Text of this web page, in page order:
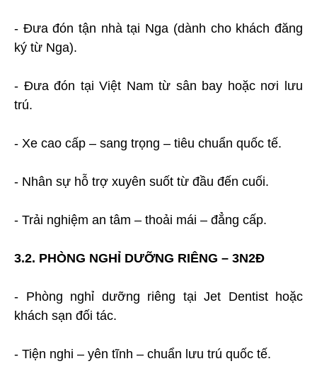
- Đưa đón tận nhà tại Nga (dành cho khách đăng
ký từ Nga).
- Đưa đón tại Việt Nam từ sân bay hoặc nơi lưu
trú.
- Xe cao cấp – sang trọng – tiêu chuẩn quốc tế.
- Nhân sự hỗ trợ xuyên suốt từ đầu đến cuối.
- Trải nghiệm an tâm – thoải mái – đẳng cấp.
3.2. PHÒNG NGHỈ DƯỠNG RIÊNG – 3N2Đ
- Phòng nghỉ dưỡng riêng tại Jet Dentist hoặc
khách sạn đối tác.
- Tiện nghi – yên tĩnh – chuẩn lưu trú quốc tế.